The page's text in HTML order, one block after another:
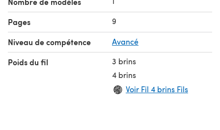
Pages 9
Niveau de compétence Avancé
Poids du fil
3 brins
4 brins
Voir Fil 4 brins Fils